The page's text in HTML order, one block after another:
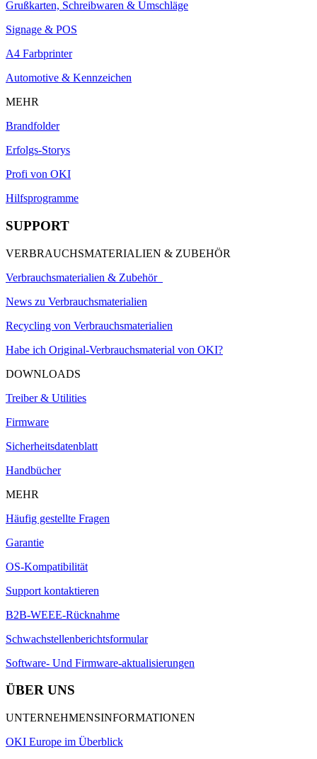
Grußkarten, Schreibwaren & Umschläge
Signage & POS
A4 Farbprinter
Automotive & Kennzeichen
MEHR
Brandfolder
Erfolgs-Storys
Profi von OKI
Hilfsprogramme
SUPPORT
VERBRAUCHSMATERIALIEN & ZUBEHÖR
Verbrauchsmaterialien & Zubehör
News zu Verbrauchsmaterialien
Recycling von Verbrauchsmaterialien
Habe ich Original-Verbrauchsmaterial von OKI?
DOWNLOADS
Treiber & Utilities
Firmware
Sicherheitsdatenblatt
Handbücher
MEHR
Häufig gestellte Fragen
Garantie
OS-Kompatibilität
Support kontaktieren
B2B-WEEE-Rücknahme
Schwachstellenberichtsformular
Software- Und Firmware-aktualisierungen
ÜBER UNS
UNTERNEHMENSINFORMATIONEN
OKI Europe im Überblick